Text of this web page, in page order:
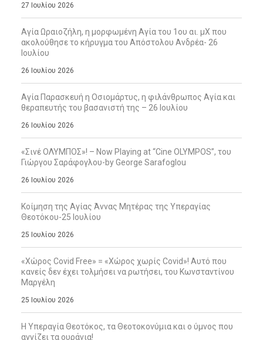
27 Ιουλίου 2026
Αγία Ωραιοζήλη, η μορφωμένη Αγία του 1ου αι. μΧ που
ακολούθησε το κήρυγμα του Απόστολου Ανδρέα- 26
Ιουλίου
26 Ιουλίου 2026
Αγία Παρασκευή η Οσιομάρτυς, η φιλάνθρωπος Αγία και
θεραπευτής του βασανιστή της – 26 Ιουλίου
26 Ιουλίου 2026
«Σινέ ΟΛΥΜΠΟΣ»! – Now Playing at “Cine OLYMPOS”, του
Γιώργου Σαράφογλου-by George Sarafoglou
26 Ιουλίου 2026
Κοίμηση της Αγίας Άννας Μητέρας της Υπεραγίας
Θεοτόκου-25 Ιουλίου
25 Ιουλίου 2026
«Χώρος Covid Free» = «Χώρος χωρίς Covid»! Αυτό που
κανείς δεν έχει τολμήσει να ρωτήσει, του Κωνσταντίνου
Μαργέλη
25 Ιουλίου 2026
Η Υπεραγία Θεοτόκος, τα Θεοτοκονύμια και ο ύμνος που
αγγίζει τα ουράνια!